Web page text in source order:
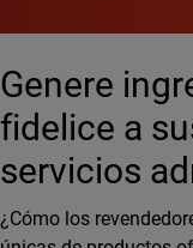
Genere
fidelice a
servicios
¿Cómo los